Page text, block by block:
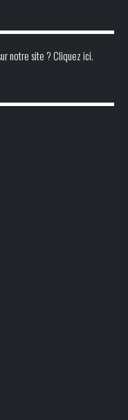
notre site ? Cliquez ici.